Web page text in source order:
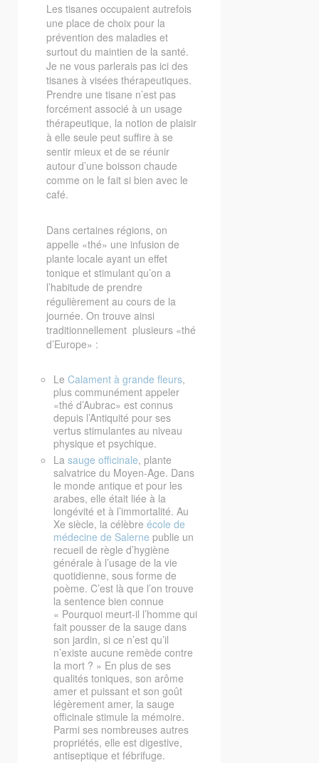
Les tisanes occupaient autrefois
une place de choix pour la
prévention des maladies et
surtout du maintien de la santé.
Je ne vous parlerais pas ici des
tisanes à visées thérapeutiques.
Prendre une tisane n’est pas
forcément associé à un usage
thérapeutique, la notion de plaisir
à elle seule peut suffire à se
sentir mieux et de se réunir
autour d’une boisson chaude
comme on le fait si bien avec le
café.
Dans certaines régions, on
appelle «thé» une infusion de
plante locale ayant un effet
tonique et stimulant qu’on a
l’habitude de prendre
régulièrement au cours de la
journée. On trouve ainsi
traditionnellement plusieurs «thé
d’Europe» :
Le Calament à grande fleurs,
plus communément appeler
«thé d’Aubrac» est connus
depuis l’Antiquité pour ses
vertus stimulantes au niveau
physique et psychique.
La sauge officinale, plante
salvatrice du Moyen-Age. Dans
le monde antique et pour les
arabes, elle était liée à la
longévité et à l’immortalité. Au
Xe siècle, la célèbre école de
médecine de Salerne publie un
recueil de règle d’hygiène
générale à l’usage de la vie
quotidienne, sous forme de
poème. C’est là que l’on trouve
la sentence bien connue
« Pourquoi meurt-il l’homme qui
fait pousser de la sauge dans
son jardin, si ce n’est qu’il
n’existe aucune remède contre
la mort ? » En plus de ses
qualités toniques, son arôme
amer et puissant et son goût
légèrement amer, la sauge
officinale stimule la mémoire.
Parmi ses nombreuses autres
propriétés, elle est digestive,
antiseptique et fébrifuge.